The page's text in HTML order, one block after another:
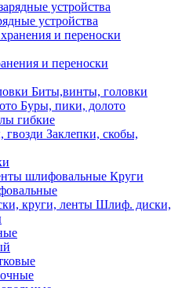
устройства
и переноски
Биты,винты, головки
Буры, пики, долото
гибкие
Заклепки, скобы,
Круги
Шлиф. диски,